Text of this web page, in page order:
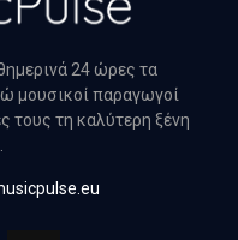
24 ώρες τα
μουσικοί παραγωγοί
τους τη καλύτερη ξένη